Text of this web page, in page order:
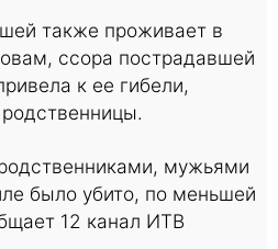
также проживает в
ссора пострадавшей
к ее гибели,
мужьями
было убито, по меньшей
12 канал ИТВ